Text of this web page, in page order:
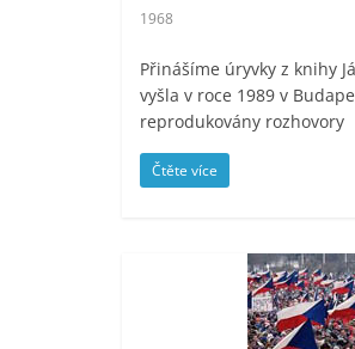
1968
Přinášíme úryvky z knihy
vyšla v roce 1989 v
reprodukovány rozhovory
Čtěte více